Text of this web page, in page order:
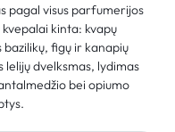
pagal visus parfumerijos
kinta: kvapų
figų ir kanapių
lelijų dvelksmas, lydimas
bei opiumo